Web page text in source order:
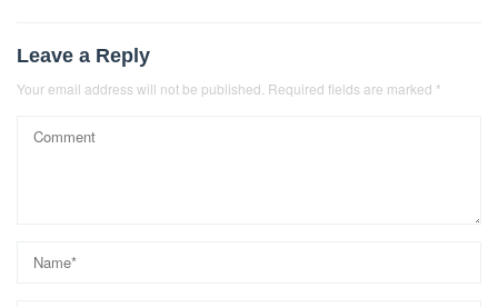
Leave a Reply
Your email address will not be published. Required fields are marked *